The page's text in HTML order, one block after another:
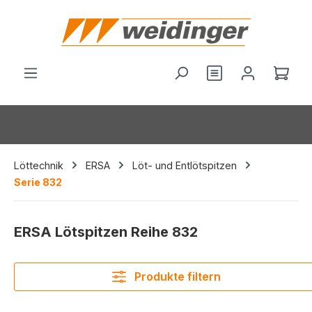
springen
Du hast 0
Löttechnik ERSA
Löt- und Entlötspitzen
Serie 832
ERSA Lötspitzen Reihe 832
Produkte filtern